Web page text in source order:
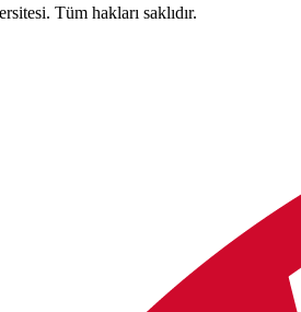
Tüm hakları saklıdır.